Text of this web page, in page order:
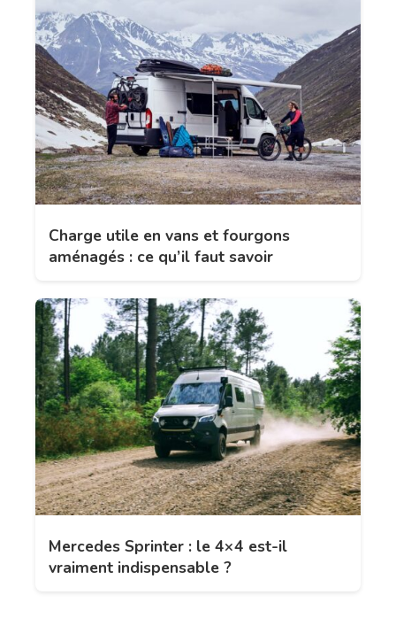
Charge utile en vans et fourgons
aménagés : ce qu’il faut savoir
Mercedes Sprinter : le 4×4 est-il
vraiment indispensable ?